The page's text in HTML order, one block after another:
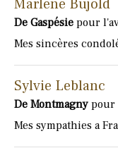
Marlene Bujold
De Gaspésie pour
Mes sincères
Sylvie Leblanc
De Montmagny pour
Mes sympathies a